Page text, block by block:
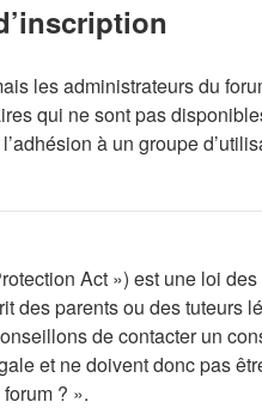
les administrateurs du
qui ne sont pas
à un groupe
Act ») est une loi
des parents ou des
de contacter un
et ne doivent donc pas
? ».